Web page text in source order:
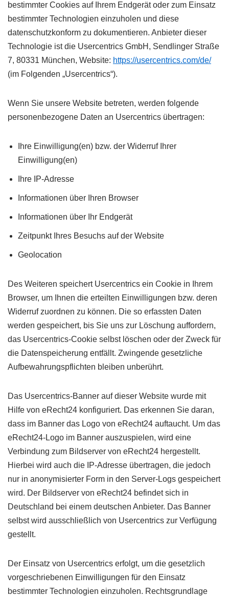
bestimmter Cookies auf Ihrem Endgerät oder zum Einsatz
bestimmter Technologien einzuholen und diese
datenschutzkonform zu dokumentieren. Anbieter dieser
Technologie ist die Usercentrics GmbH, Sendlinger Straße
7, 80331 München, Website: https://usercentrics.com/de/
(im Folgenden „Usercentrics“).
Wenn Sie unsere Website betreten, werden folgende
personenbezogene Daten an Usercentrics übertragen:
Ihre Einwilligung(en) bzw. der Widerruf Ihrer
Einwilligung(en)
Ihre IP-Adresse
Informationen über Ihren Browser
Informationen über Ihr Endgerät
Zeitpunkt Ihres Besuchs auf der Website
Geolocation
Des Weiteren speichert Usercentrics ein Cookie in Ihrem
Browser, um Ihnen die erteilten Einwilligungen bzw. deren
Widerruf zuordnen zu können. Die so erfassten Daten
werden gespeichert, bis Sie uns zur Löschung auffordern,
das Usercentrics-Cookie selbst löschen oder der Zweck für
die Datenspeicherung entfällt. Zwingende gesetzliche
Aufbewahrungspflichten bleiben unberührt.
Das Usercentrics-Banner auf dieser Website wurde mit
Hilfe von eRecht24 konfiguriert. Das erkennen Sie daran,
dass im Banner das Logo von eRecht24 auftaucht. Um das
eRecht24-Logo im Banner auszuspielen, wird eine
Verbindung zum Bildserver von eRecht24 hergestellt.
Hierbei wird auch die IP-Adresse übertragen, die jedoch
nur in anonymisierter Form in den Server-Logs gespeichert
wird. Der Bildserver von eRecht24 befindet sich in
Deutschland bei einem deutschen Anbieter. Das Banner
selbst wird ausschließlich von Usercentrics zur Verfügung
gestellt.
Der Einsatz von Usercentrics erfolgt, um die gesetzlich
vorgeschriebenen Einwilligungen für den Einsatz
bestimmter Technologien einzuholen. Rechtsgrundlage